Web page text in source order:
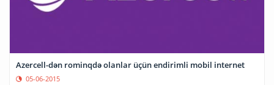
Azercell-dən rominqdə olanlar üçün endirimli mobil internet
05-06-2015